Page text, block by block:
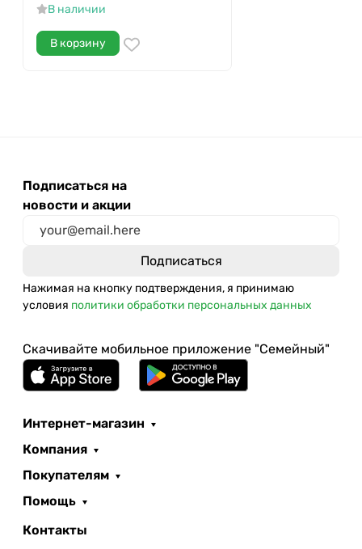
В наличии
В корзину
Подписаться на
новости и акции
Нажимая на кнопку подтверждения, я принимаю
условия политики обработки персональных данных
Скачивайте мобильное приложение "Семейный"
Интернет-магазин
Компания
Покупателям
Помощь
Контакты